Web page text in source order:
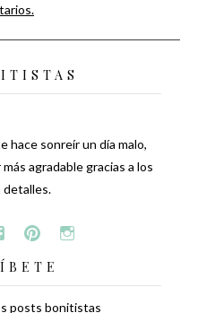
hace sonreír un día malo,
agradable gracias a los
detalles.
posts bonitistas